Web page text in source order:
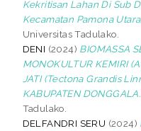
Kekritisan Lahan Di Sub
Kecamatan Pamona
Universitas Tadulako.
DENI (2024) BIOMASSA
MONOKULTUR KEMIRI
JATI (Tectona Grandis
KABUPATEN DONGGALA.
Tadulako.
DELFANDRI SERU (2024)